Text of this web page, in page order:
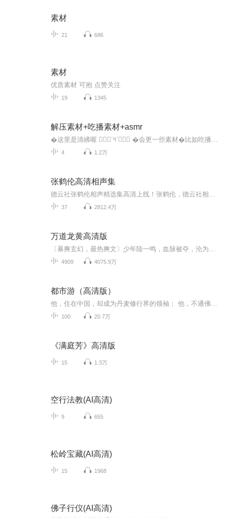
素材
21 686
素材
优质素材 可抱 点赞关注
19 1345
解压素材+吃播素材+asmr
4 1.2万
张鹤伦高清相声集
37 2812.4万
万道龙黄高清版
4909 4075.9万
都市游（高清版）
100 20.7万
《满庭芳》高清版
15 1.3万
空行法教(AI高清)
9 655
松岭宝藏(AI高清)
15 1968
佛子行仪(AI高清)